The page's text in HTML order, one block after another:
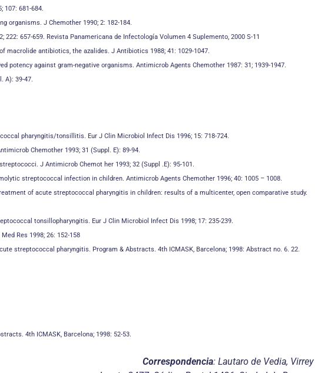
107: 681-684.
organisms. J Chemother 1990; 2: 182-184.
657-659. Revista Panamericana de Infectología Volumen 4 Suplemento, 2000 S-11
macrolide antibiotics, the azalides. J Antibiotics 1988; 41: 1029-1047.
potency against gram-negative organisms. Antimicrob Agents Chemother 1987: 31; 1939-1947.
A): 39-47.
pharyngitis/tonsillitis. Eur J Clin Microbiol Infect Dis 1996; 15: 718-724.
Chemother 1993; 31 (Suppl. E): 89-94.
J Antimicrob Chemot her 1993; 32 (Suppl .E): 95-101.
streptococcal infection in children. Antimicrob Agents Chemother 1996; 40: 1005 – 1008.
of acute streptococcal pharyngitis in children: results of a multicenter, open comparative study.
tonsillopharyngitis. Eur J Clin Microbiol Infect Dis 1998; 17: 235-239.
Res 1998; 26: 152-158
streptococcal pharyngitis. Program & Abstracts. 4th ICMASK, Barcelona; 1998: Abstract no. 6. 22.
4th ICMASK, Barcelona; 1998: 52-53.
Correspondencia: Lautaro de Vedia, Virrey